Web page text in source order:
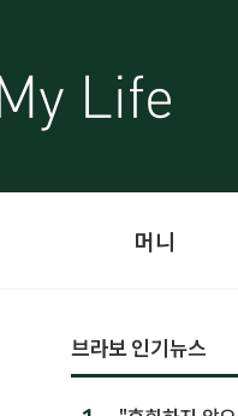
머니
브라보 인기뉴스